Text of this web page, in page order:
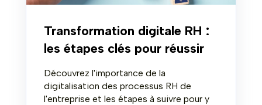
Transformation digitale RH :
les étapes clés pour réussir
Découvrez l'importance de la
digitalisation des processus RH de
l'entreprise et les étapes à suivre pour y